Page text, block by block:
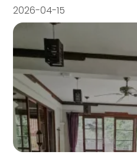
2026-04-15